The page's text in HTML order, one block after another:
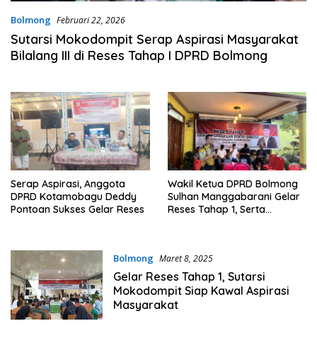
Bolmong Februari 22, 2026
Sutarsi Mokodompit Serap Aspirasi Masyarakat
Bilalang III di Reses Tahap I DPRD Bolmong
Serap Aspirasi, Anggota
DPRD Kotamobagu Deddy
Pontoan Sukses Gelar Reses
Wakil Ketua DPRD Bolmong
Sulhan Manggabarani Gelar
Reses Tahap 1, Serta
Bolmong Maret 8, 2025
Gelar Reses Tahap 1, Sutarsi
Mokodompit Siap Kawal Aspirasi
Masyarakat